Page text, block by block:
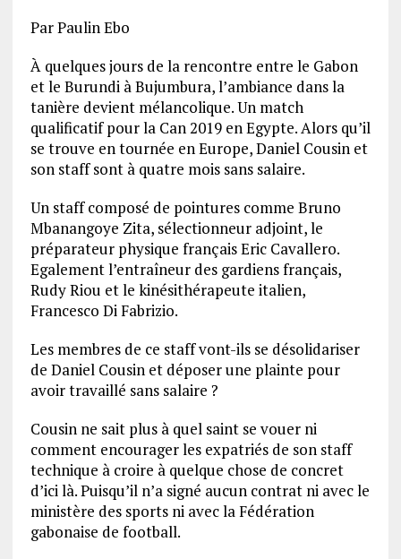
Par Paulin Ebo
À quelques jours de la rencontre entre le Gabon
et le Burundi à Bujumbura, l’ambiance dans la
tanière devient mélancolique. Un match
qualificatif pour la Can 2019 en Egypte. Alors qu’il
se trouve en tournée en Europe, Daniel Cousin et
son staff sont à quatre mois sans salaire.
Un staff composé de pointures comme Bruno
Mbanangoye Zita, sélectionneur adjoint, le
préparateur physique français Eric Cavallero.
Egalement l’entraîneur des gardiens français,
Rudy Riou et le kinésithérapeute italien,
Francesco Di Fabrizio.
Les membres de ce staff vont-ils se désolidariser
de Daniel Cousin et déposer une plainte pour
avoir travaillé sans salaire ?
Cousin ne sait plus à quel saint se vouer ni
comment encourager les expatriés de son staff
technique à croire à quelque chose de concret
d’ici là. Puisqu’il n’a signé aucun contrat ni avec le
ministère des sports ni avec la Fédération
gabonaise de football.